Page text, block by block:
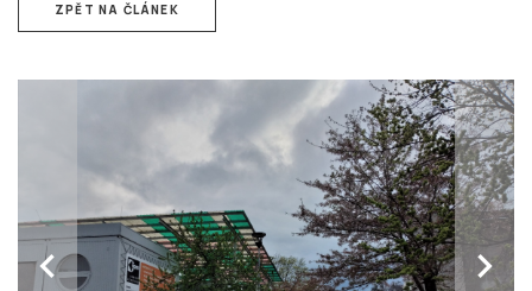
ZPĚT NA ČLÁNEK
chevron_left chevron_right